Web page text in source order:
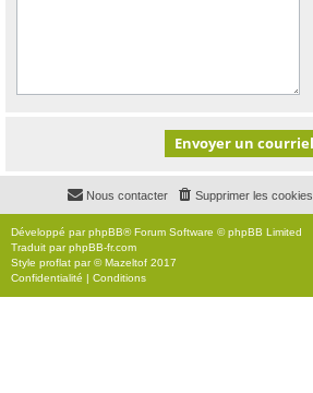
Supprimer les cookies
Nous contacter
Développé parphpBB® Forum Software © phpBB Limited
Traduit parphpBB-fr.com
Style proflat par ©Mazeltof 2017
Confidentialité | Conditions